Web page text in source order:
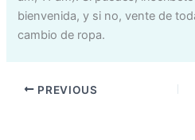
bienvenida, y si no, vente de
cambio de ropa.
PREVIOUS